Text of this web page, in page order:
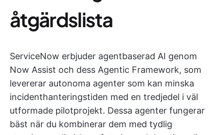
åtgärdslista
ServiceNow erbjuder agentbaserad AI genom
Now Assist och dess Agentic Framework, som
levererar autonoma agenter som kan minska
incidenthanteringstiden med en tredjedel i väl
utformade pilotprojekt. Dessa agenter fungerar
bäst när du kombinerar dem med tydlig